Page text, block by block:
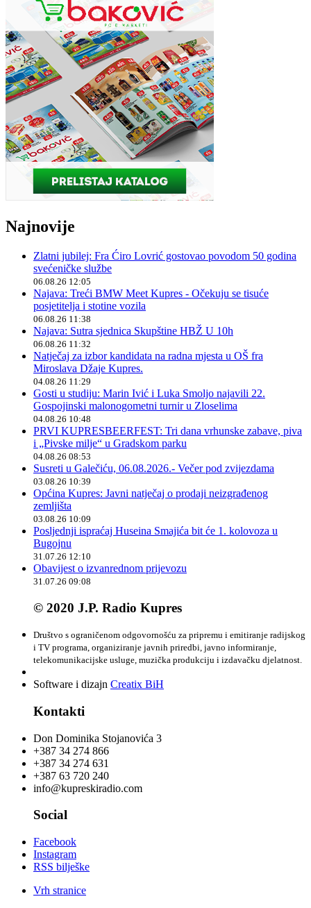
Najnovije
Zlatni jubilej: Fra Ćiro Lovrić gostovao povodom 50 godina
svećeničke službe
06.08.26 12:05
Najava: Treći BMW Meet Kupres - Očekuju se tisuće
posjetitelja i stotine vozila
06.08.26 11:38
Najava: Sutra sjednica Skupštine HBŽ U 10h
06.08.26 11:32
Natječaj za izbor kandidata na radna mjesta u OŠ fra
Miroslava Džaje Kupres.
04.08.26 11:29
Gosti u studiju: Marin Ivić i Luka Smoljo najavili 22.
Gospojinski malonogometni turnir u Zloselima
04.08.26 10:48
PRVI KUPRESBEERFEST: Tri dana vrhunske zabave, piva
i „Pivske milje“ u Gradskom parku
04.08.26 08:53
Susreti u Galečiću, 06.08.2026.- Večer pod zvijezdama
03.08.26 10:39
Općina Kupres: Javni natječaj o prodaji neizgrađenog
zemljišta
03.08.26 10:09
Posljednji ispraćaj Huseina Smajića bit će 1. kolovoza u
Bugojnu
31.07.26 12:10
Obavijest o izvanrednom prijevozu
31.07.26 09:08
© 2020 J.P. Radio Kupres
Društvo s ograničenom odgovornošću za pripremu i emitiranje radijskog
i TV programa, organiziranje javnih priredbi, javno informiranje,
telekomunikacijske usluge, muzička produkciju i izdavačku djelatnost.
Software i dizajn Creatix BiH
Kontakti
Don Dominika Stojanovića 3
+387 34 274 866
+387 34 274 631
+387 63 720 240
info@kupreskiradio.com
Social
Facebook
Instagram
RSS bilješke
Vrh stranice